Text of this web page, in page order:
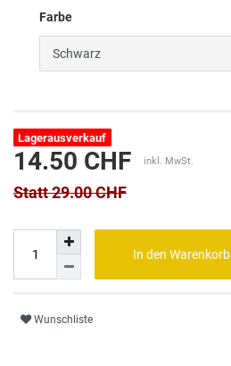
Farbe
Lagerausverkauf
Statt 29.00 CHF
14.50 CHF inkl. MwSt.
In den Warenkorb
Wunschliste